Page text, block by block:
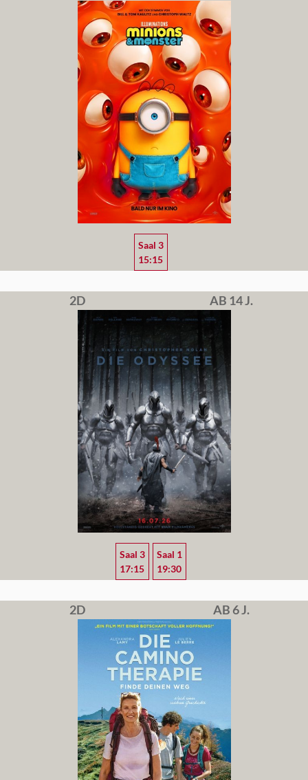
Saal 3
15:15
2D AB 14 J.
Saal 3
17:15
Saal 1
19:30
2D AB 6 J.